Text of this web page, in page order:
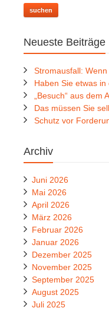
suchen
Neueste Beiträge
Stromausfall:
Haben Sie etwas
„Besuch“ aus dem
Das müssen Sie
Schutz vor
Archiv
Juni 2026
Mai 2026
April 2026
März 2026
Februar 2026
Januar 2026
Dezember 2025
November 2025
September 2025
August 2025
Juli 2025